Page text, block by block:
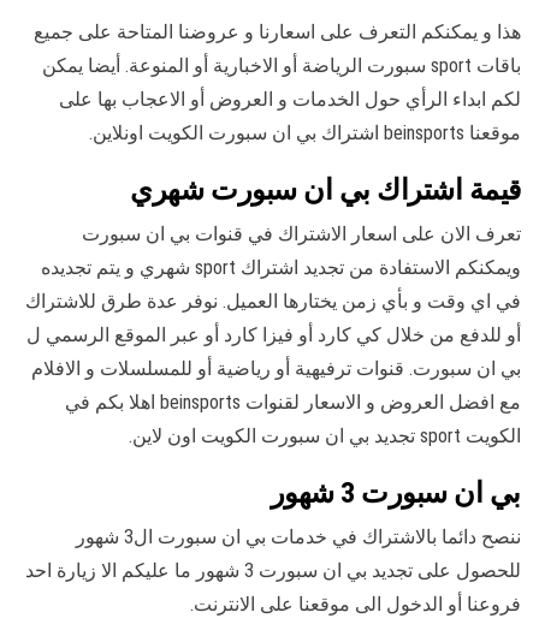
هذا و يمكنكم التعرف على اسعارنا و عروضنا المتاحة على جميع
باقات sport سبورت الرياضة أو الاخبارية أو المنوعة. أيضا يمكن
لكم ابداء الرأي حول الخدمات و العروض أو الاعجاب بها على
موقعنا beinsports اشتراك بي ان سبورت الكويت اونلاين.
قيمة اشتراك بي ان سبورت شهري
تعرف الان على اسعار الاشتراك في قنوات بي ان سبورت
ويمكنكم الاستفادة من تجديد اشتراك sport شهري و يتم تجديده
في اي وقت و بأي زمن يختارها العميل. نوفر عدة طرق للاشتراك
أو للدفع من خلال كي كارد أو فيزا كارد أو عبر الموقع الرسمي ل
بي ان سبورت. قنوات ترفيهية أو رياضية أو للمسلسلات و الافلام
مع افضل العروض و الاسعار لقنوات beinsports اهلا بكم في
الكويت sport تجديد بي ان سبورت الكويت اون لاين.
بي ان سبورت 3 شهور
ننصح دائما بالاشتراك في خدمات بي ان سبورت ال3 شهور
للحصول على تجديد بي ان سبورت 3 شهور ما عليكم الا زيارة احد
فروعنا أو الدخول الى موقعنا على الانترنت.